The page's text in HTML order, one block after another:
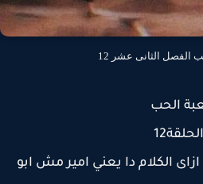
الثانى عشر 12
الحب
الكلام دا يعني امير مش ابو